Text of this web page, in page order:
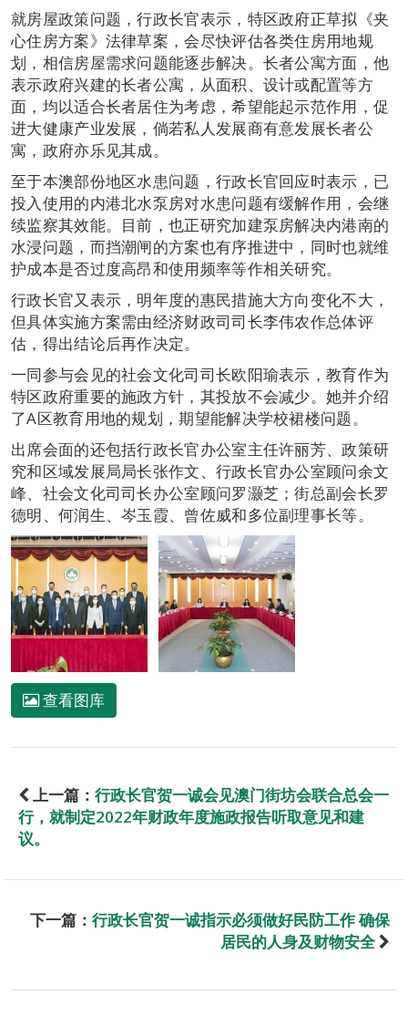
就房屋政策问题，行政长官表示，特区政府正草拟《夹
心住房方案》法律草案，会尽快评估各类住房用地规
划，相信房屋需求问题能逐步解决。长者公寓方面，他
表示政府兴建的长者公寓，从面积、设计或配置等方
面，均以适合长者居住为考虑，希望能起示范作用，促
进大健康产业发展，倘若私人发展商有意发展长者公
寓，政府亦乐见其成。
至于本澳部份地区水患问题，行政长官回应时表示，已
投入使用的内港北水泵房对水患问题有缓解作用，会继
续监察其效能。目前，也正研究加建泵房解决内港南的
水浸问题，而挡潮闸的方案也有序推进中，同时也就维
护成本是否过度高昂和使用频率等作相关研究。
行政长官又表示，明年度的惠民措施大方向变化不大，
但具体实施方案需由经济财政司司长李伟农作总体评
估，得出结论后再作决定。
一同参与会见的社会文化司司长欧阳瑜表示，教育作为
特区政府重要的施政方针，其投放不会减少。她并介绍
了A区教育用地的规划，期望能解决学校裙楼问题。
出席会面的还包括行政长官办公室主任许丽芳、政策研
究和区域发展局局长张作文、行政长官办公室顾问余文
峰、社会文化司司长办公室顾问罗灏芝；街总副会长罗
德明、何润生、岑玉霞、曾佐威和多位副理事长等。
查看图库
上一篇： 行政长官贺一诚会见澳门街坊会联合总会一
行，就制定2022年财政年度施政报告听取意见和建
议。
下一篇： 行政长官贺一诚指示必须做好民防工作 确保
居民的人身及财物安全